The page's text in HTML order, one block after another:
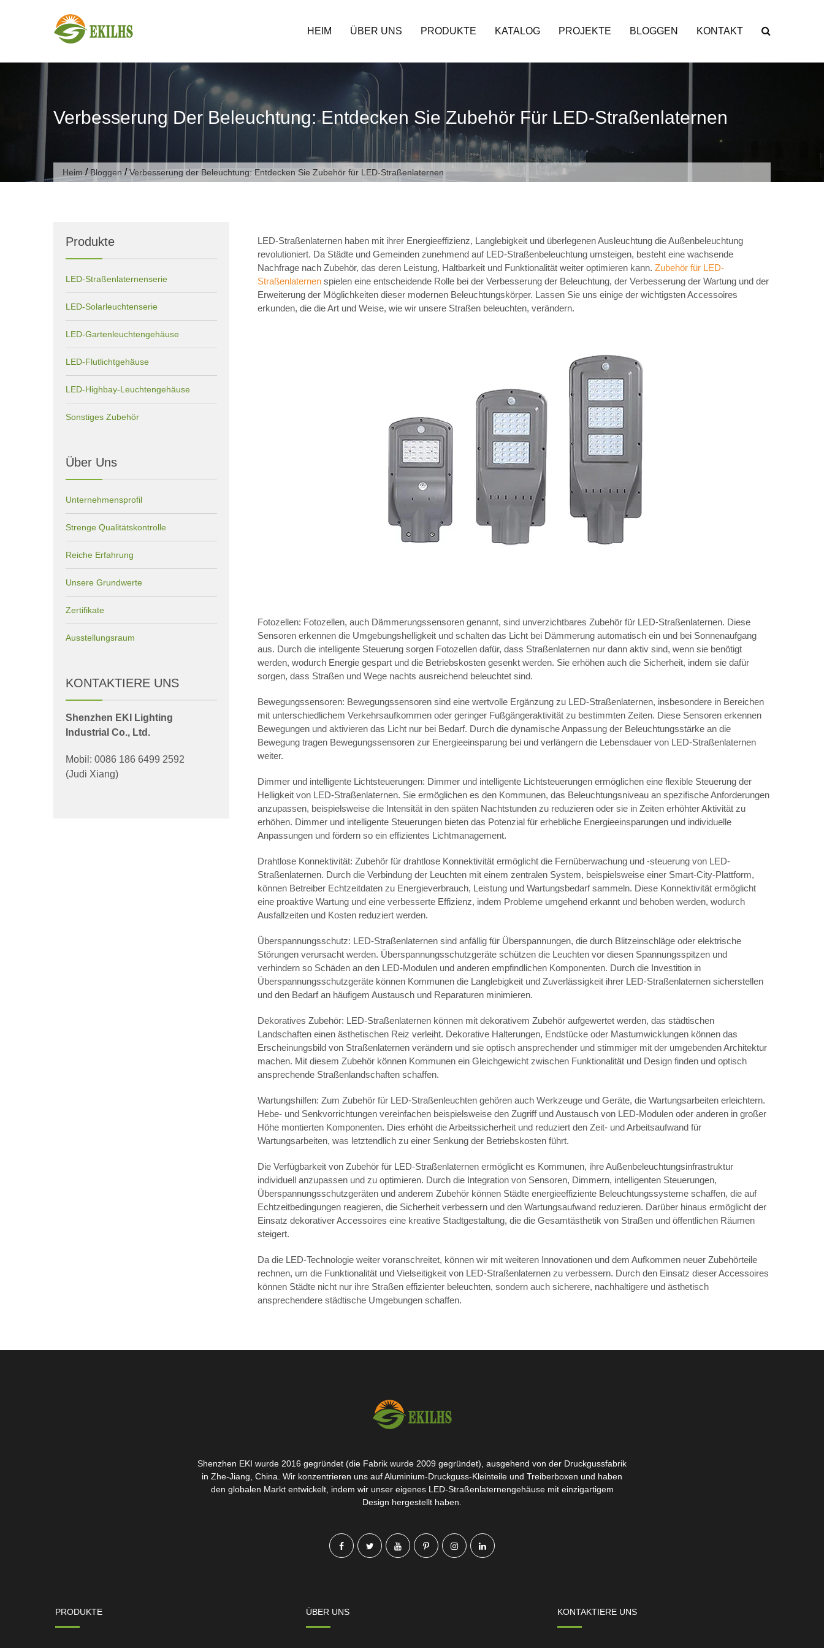
HEIM ÜBER UNS PRODUKTE KATALOG PROJEKTE BLOGGEN KONTAKT
Verbesserung Der Beleuchtung: Entdecken Sie Zubehör Für LED-Straßenlaternen
Heim /Bloggen/Verbesserung der Beleuchtung: Entdecken Sie Zubehör für LED-Straßenlaternen
LED-Straßenlaternen haben mit ihrer Energieeffizienz, Langlebigkeit und überlegenen Ausleuchtung die Außenbeleuchtung
revolutioniert. Da Städte und Gemeinden zunehmend auf LED-Straßenbeleuchtung umsteigen, besteht eine wachsende
Nachfrage nach Zubehör, das deren Leistung, Haltbarkeit und Funktionalität weiter optimieren kann.Zubehör für LED-
Straßenlaternen spielen eine entscheidende Rolle bei der Verbesserung der Beleuchtung, der Verbesserung der Wartung und der
Erweiterung der Möglichkeiten dieser modernen Beleuchtungskörper. Lassen Sie uns einige der wichtigsten Accessoires
erkunden, die die Art und Weise, wie wir unsere Straßen beleuchten, verändern.
Fotozellen: Fotozellen, auch Dämmerungssensoren genannt, sind unverzichtbares Zubehör für LED-Straßenlaternen. Diese
Sensoren erkennen die Umgebungshelligkeit und schalten das Licht bei Dämmerung automatisch ein und bei Sonnenaufgang
aus. Durch die intelligente Steuerung sorgen Fotozellen dafür, dass Straßenlaternen nur dann aktiv sind, wenn sie benötigt
werden, wodurch Energie gespart und die Betriebskosten gesenkt werden. Sie erhöhen auch die Sicherheit, indem sie dafür
sorgen, dass Straßen und Wege nachts ausreichend beleuchtet sind.
Bewegungssensoren: Bewegungssensoren sind eine wertvolle Ergänzung zu LED-Straßenlaternen, insbesondere in Bereichen
mit unterschiedlichem Verkehrsaufkommen oder geringer Fußgängeraktivität zu bestimmten Zeiten. Diese Sensoren erkennen
Bewegungen und aktivieren das Licht nur bei Bedarf. Durch die dynamische Anpassung der Beleuchtungsstärke an die
Bewegung tragen Bewegungssensoren zur Energieeinsparung bei und verlängern die Lebensdauer von LED-Straßenlaternen
weiter.
Dimmer und intelligente Lichtsteuerungen: Dimmer und intelligente Lichtsteuerungen ermöglichen eine flexible Steuerung der
Helligkeit von LED-Straßenlaternen. Sie ermöglichen es den Kommunen, das Beleuchtungsniveau an spezifische Anforderungen
anzupassen, beispielsweise die Intensität in den späten Nachtstunden zu reduzieren oder sie in Zeiten erhöhter Aktivität zu
erhöhen. Dimmer und intelligente Steuerungen bieten das Potenzial für erhebliche Energieeinsparungen und individuelle
Anpassungen und fördern so ein effizientes Lichtmanagement.
Drahtlose Konnektivität: Zubehör für drahtlose Konnektivität ermöglicht die Fernüberwachung und -steuerung von LED-
Straßenlaternen. Durch die Verbindung der Leuchten mit einem zentralen System, beispielsweise einer Smart-City-Plattform,
können Betreiber Echtzeitdaten zu Energieverbrauch, Leistung und Wartungsbedarf sammeln. Diese Konnektivität ermöglicht
eine proaktive Wartung und eine verbesserte Effizienz, indem Probleme umgehend erkannt und behoben werden, wodurch
Ausfallzeiten und Kosten reduziert werden.
Überspannungsschutz: LED-Straßenlaternen sind anfällig für Überspannungen, die durch Blitzeinschläge oder elektrische
Störungen verursacht werden. Überspannungsschutzgeräte schützen die Leuchten vor diesen Spannungsspitzen und
verhindern so Schäden an den LED-Modulen und anderen empfindlichen Komponenten. Durch die Investition in
Überspannungsschutzgeräte können Kommunen die Langlebigkeit und Zuverlässigkeit ihrer LED-Straßenlaternen sicherstellen
und den Bedarf an häufigem Austausch und Reparaturen minimieren.
Dekoratives Zubehör: LED-Straßenlaternen können mit dekorativem Zubehör aufgewertet werden, das städtischen
Landschaften einen ästhetischen Reiz verleiht. Dekorative Halterungen, Endstücke oder Mastumwicklungen können das
Erscheinungsbild von Straßenlaternen verändern und sie optisch ansprechender und stimmiger mit der umgebenden Architektur
machen. Mit diesem Zubehör können Kommunen ein Gleichgewicht zwischen Funktionalität und Design finden und optisch
ansprechende Straßenlandschaften schaffen.
Wartungshilfen: Zum Zubehör für LED-Straßenleuchten gehören auch Werkzeuge und Geräte, die Wartungsarbeiten erleichtern.
Hebe- und Senkvorrichtungen vereinfachen beispielsweise den Zugriff und Austausch von LED-Modulen oder anderen in großer
Höhe montierten Komponenten. Dies erhöht die Arbeitssicherheit und reduziert den Zeit- und Arbeitsaufwand für
Wartungsarbeiten, was letztendlich zu einer Senkung der Betriebskosten führt.
Die Verfügbarkeit von Zubehör für LED-Straßenlaternen ermöglicht es Kommunen, ihre Außenbeleuchtungsinfrastruktur
individuell anzupassen und zu optimieren. Durch die Integration von Sensoren, Dimmern, intelligenten Steuerungen,
Überspannungsschutzgeräten und anderem Zubehör können Städte energieeffiziente Beleuchtungssysteme schaffen, die auf
Echtzeitbedingungen reagieren, die Sicherheit verbessern und den Wartungsaufwand reduzieren. Darüber hinaus ermöglicht der
Einsatz dekorativer Accessoires eine kreative Stadtgestaltung, die die Gesamtästhetik von Straßen und öffentlichen Räumen
steigert.
Da die LED-Technologie weiter voranschreitet, können wir mit weiteren Innovationen und dem Aufkommen neuer Zubehörteile
rechnen, um die Funktionalität und Vielseitigkeit von LED-Straßenlaternen zu verbessern. Durch den Einsatz dieser Accessoires
können Städte nicht nur ihre Straßen effizienter beleuchten, sondern auch sicherere, nachhaltigere und ästhetisch
ansprechendere städtische Umgebungen schaffen.
Produkte
LED-Straßenlaternenserie
LED-Solarleuchtenserie
LED-Gartenleuchtengehäuse
LED-Flutlichtgehäuse
LED-Highbay-Leuchtengehäuse
Sonstiges Zubehör
Über Uns
Unternehmensprofil
Strenge Qualitätskontrolle
Reiche Erfahrung
Unsere Grundwerte
Zertifikate
Ausstellungsraum
KONTAKTIERE UNS
Shenzhen EKI Lighting
Industrial Co., Ltd.
Mobil: 0086 186 6499 2592
(Judi Xiang)
Shenzhen EKI wurde 2016 gegründet (die Fabrik wurde 2009 gegründet), ausgehend von der Druckgussfabrik
in Zhe-Jiang, China. Wir konzentrieren uns auf Aluminium-Druckguss-Kleinteile und Treiberboxen und haben
den globalen Markt entwickelt, indem wir unser eigenes LED-Straßenlaternengehäuse mit einzigartigem
Design hergestellt haben.
PRODUKTE ÜBER UNS KONTAKTIERE UNS